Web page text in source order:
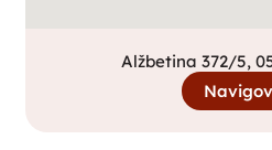
Alžbetina 372/5,